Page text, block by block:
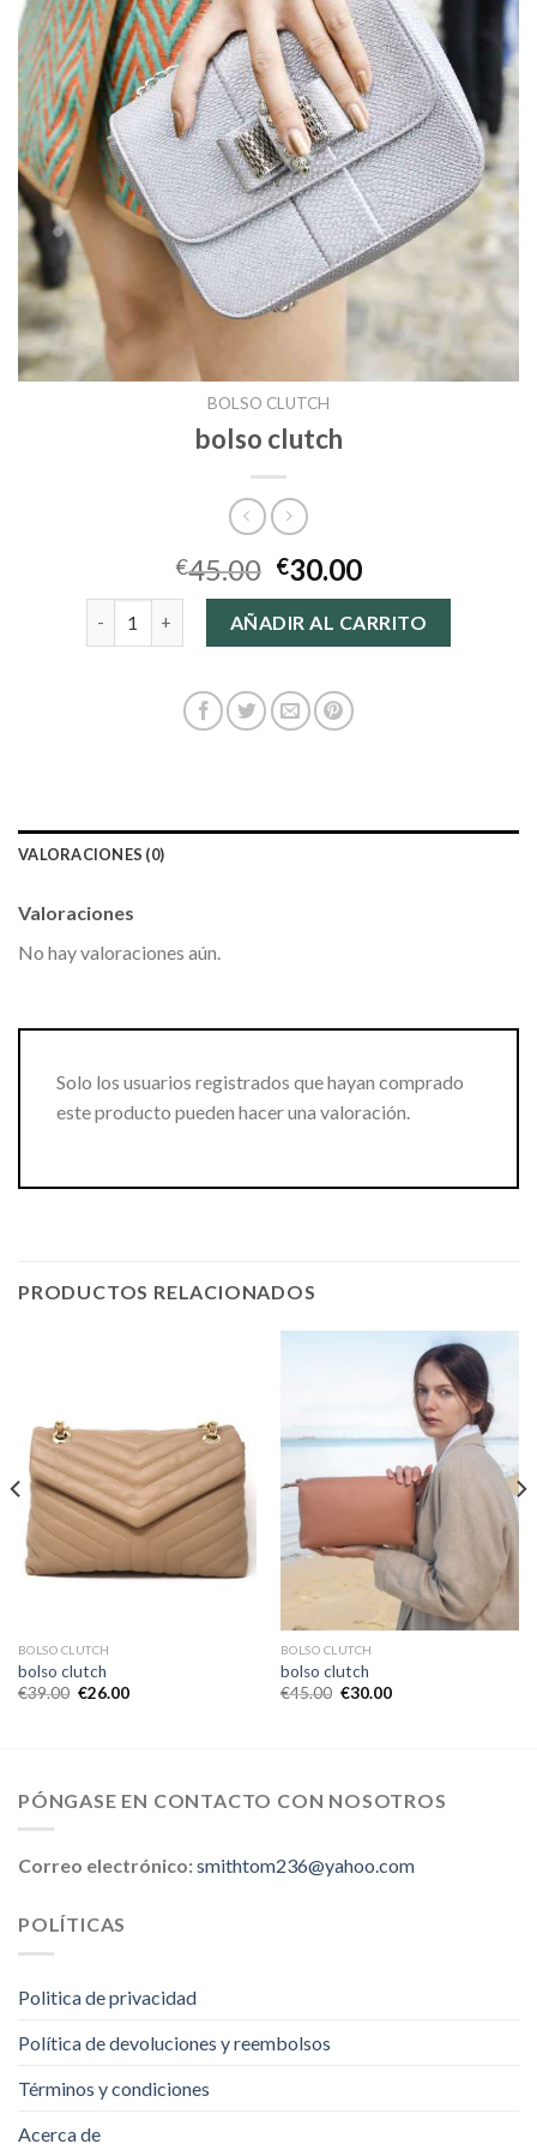
BOLSO CLUTCH
bolso clutch
€45.00 €30.00
bolso clutch cantidadAÑADIR AL CARRITO
VALORACIONES (0)
Valoraciones
No hay valoraciones aún.
Solo los usuarios registrados que hayan comprado
este producto pueden hacer una valoración.
PRODUCTOS RELACIONADOS
BOLSO CLUTCH
bolso clutch
€39.00 €26.00
BOLSO CLUTCH
bolso clutch
€45.00 €30.00
PÓNGASE EN CONTACTO CON NOSOTROS
Correo electrónico:smithtom236@yahoo.com
POLÍTICAS
Politica de privacidad
Política de devoluciones y reembolsos
Términos y condiciones
Acerca de